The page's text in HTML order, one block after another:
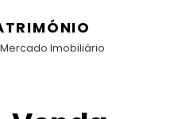
Imobiliário